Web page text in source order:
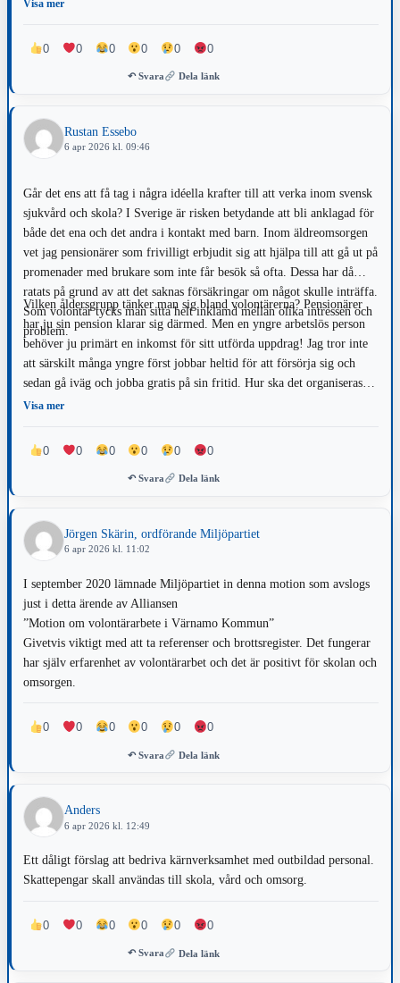
emot kring vad som sagts i ärendet?
Visa mer
0 0 0 0 0 0
↶ Svara Dela länk
Rustan Essebo
6 apr 2026 kl. 09:46
Går det ens att få tag i några idéella krafter till att verka inom svensk
sjukvård och skola? I Sverige är risken betydande att bli anklagad för
både det ena och det andra i kontakt med barn. Inom äldreomsorgen
vet jag pensionärer som frivilligt erbjudit sig att hjälpa till att gå ut på
promenader med brukare som inte får besök så ofta. Dessa har då
ratats på grund av att det saknas försäkringar om något skulle inträffa.
Som volontär tycks man sitta helt inklämd mellan olika intressen och
problem.
Vilken åldersgrupp tänker man sig bland volontärerna? Pensionärer
har ju sin pension klarar sig därmed. Men en yngre arbetslös person
behöver ju primärt en inkomst för sitt utförda uppdrag! Jag tror inte
att särskilt många yngre först jobbar heltid för att försörja sig och
sedan gå iväg och jobba gratis på sin fritid. Hur ska det organiseras?
Kommer det att sitta ett antal välavlönade tjänstemän på extratillsatta
tunga uppdraget att jobba gratis? Tror inte att någon nappar på detta.
Visa mer
0 0 0 0 0 0
↶ Svara Dela länk
Jörgen Skärin, ordförande Miljöpartiet
6 apr 2026 kl. 11:02
I september 2020 lämnade Miljöpartiet in denna motion som avslogs
just i detta ärende av Alliansen
”Motion om volontärarbete i Värnamo Kommun”
Givetvis viktigt med att ta referenser och brottsregister. Det fungerar
har själv erfarenhet av volontärarbet och det är positivt för skolan och
omsorgen.
0 0 0 0 0 0
↶ Svara Dela länk
Anders
6 apr 2026 kl. 12:49
Ett dåligt förslag att bedriva kärnverksamhet med outbildad personal.
Skattepengar skall användas till skola, vård och omsorg.
0 0 0 0 0 0
↶ Svara Dela länk